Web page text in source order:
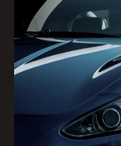
Neste domingo
carros de luxo
conhecer de
automóveis do
a rua Buenos
estacionados na